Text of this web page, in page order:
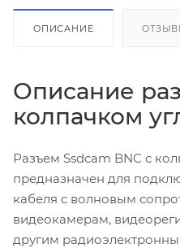
ОПИСАНИЕ
Описание
колпачком
Разъем Ssdcam BNC с
предназначен для
кабеля c волновым
видеокамерам,
другим